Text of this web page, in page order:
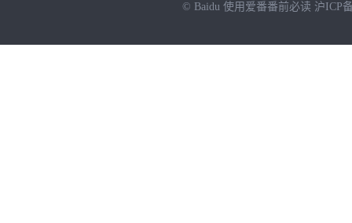
© Baidu 使用爱番番前必读 沪ICP